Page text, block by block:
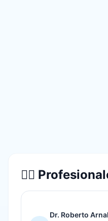
👨‍⚕️
Dr. Roberto